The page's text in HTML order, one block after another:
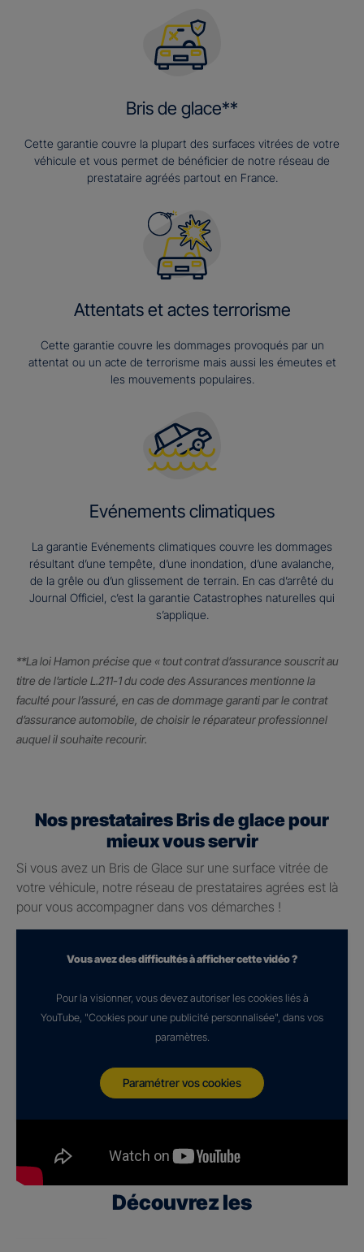
Bris de glace**
Cette garantie couvre la plupart des surfaces vitrées de votre
véhicule et vous permet de bénéficier de notre réseau de
prestataire agréés partout en France.
Attentats et actes terrorisme
Cette garantie couvre les dommages provoqués par un
attentat ou un acte de terrorisme mais aussi les émeutes et
les mouvements populaires.
Evénements climatiques
La garantie Evénements climatiques couvre les dommages
résultant d’une tempête, d’une inondation, d’une avalanche,
de la grêle ou d’un glissement de terrain. En cas d’arrêté du
Journal Officiel, c’est la garantie Catastrophes naturelles qui
s’applique.
**La loi Hamon précise que « tout contrat d’assurance souscrit au
titre de l’article L.211-1 du code des Assurances mentionne la
faculté pour l’assuré, en cas de dommage garanti par le contrat
d’assurance automobile, de choisir le réparateur professionnel
auquel il souhaite recourir.
Nos prestataires Bris de glace pour
mieux vous servir
Si vous avez un Bris de Glace sur une surface vitrée de
votre véhicule, notre réseau de prestataires agrées est là
pour vous accompagner dans vos démarches !
Vous avez des difficultés à afficher cette vidéo ?
Pour la visionner, vous devez autoriser les cookies liés à
YouTube, "Cookies pour une publicité personnalisée", dans vos
paramètres.
Paramétrer vos cookies
Découvrez les